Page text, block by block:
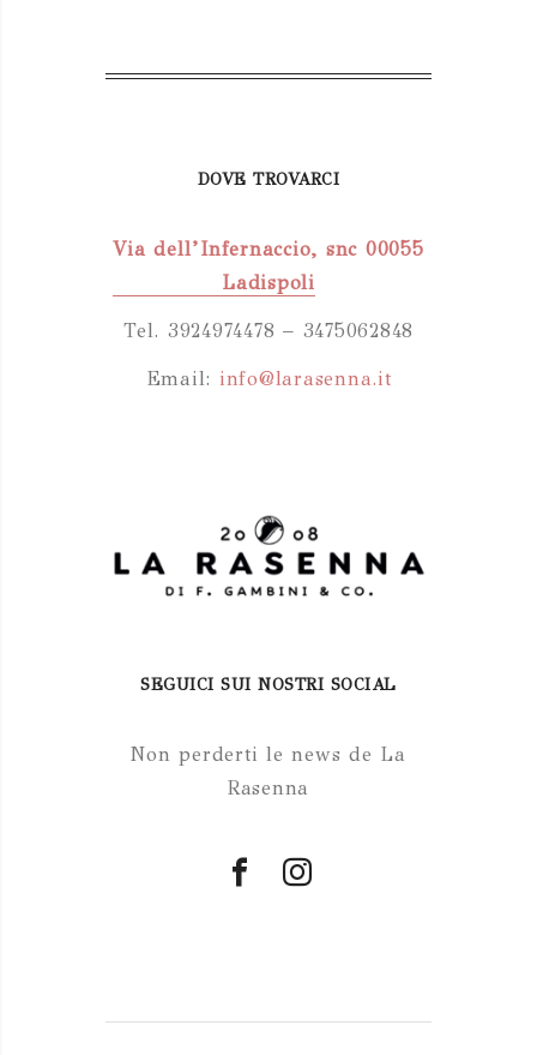
DOVE TROVARCI
Via dell’Infernaccio, snc 00055
Ladispoli
Tel. 3924974478 – 3475062848
Email: info@larasenna.it
SEGUICI SUI NOSTRI SOCIAL
Non perderti le news de La
Rasenna